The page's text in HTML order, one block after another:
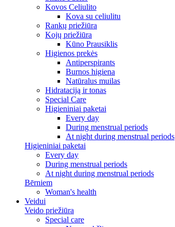
Kovos Celiulito
Kova su celiulitu
Rankų priežiūra
Kojų priežiūra
Kūno Prausiklis
Higienos prekės
Antiperspirants
Burnos higiena
Natūralus muilas
Hidrataciją ir tonas
Special Care
Higieniniai paketai
Every day
During menstrual periods
At night during menstrual periods
Higieniniai paketai
Every day
During menstrual periods
At night during menstrual periods
Bērniem
Woman's health
Veidui
Veido priežiūra
Special care